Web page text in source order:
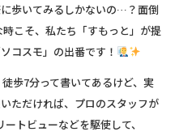
歩いてみるしかないの…？面倒
こそ、私たち「すもっと」が提
ソコスモ」 の出番です！
歩7分って書いてあるけど、実
ただければ、プロのスタッフが
トビューなどを駆使して、